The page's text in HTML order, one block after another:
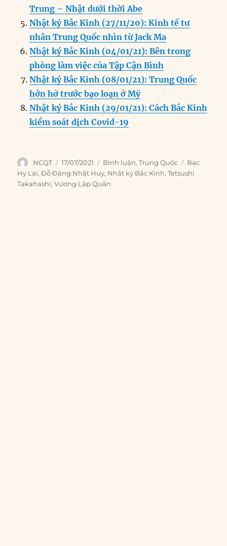
Trung – Nhật dưới thời Abe
Nhật ký Bắc Kinh (27/11/20): Kinh tế tư
nhân Trung Quốc nhìn từ Jack Ma
Nhật ký Bắc Kinh (04/01/21): Bên trong
phòng làm việc của Tập Cận Bình
Nhật ký Bắc Kinh (08/01/21): Trung Quốc
hớn hở trước bạo loạn ở Mỹ
Nhật ký Bắc Kinh (29/01/21): Cách Bắc Kinh
kiểm soát dịch Covid-19
Author
NCQT
Posted
on
17/07/2021 Categories
Bình luận,Trung Quốc Tags
Bạc
Hy Lai,Đỗ Đặng Nhật Huy, Nhật ký Bắc Kinh,Tetsushi
Takahashi,Vương Lập Quân